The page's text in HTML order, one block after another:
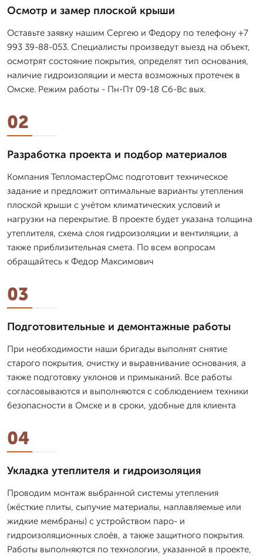
Осмотр и замер плоской крыши
Оставьте заявку нашим Сергею и Федору по телефону +7
993 39-88-053. Специалисты произведут выезд на объект,
осмотрят состояние покрытия, определят тип основания,
наличие гидроизоляции и места возможных протечек в
Омске. Режим работы - Пн-Пт 09-18 Сб-Вс вых.
02
Разработка проекта и подбор материалов
Компания ТепломастерОмс подготовит техническое
задание и предложит оптимальные варианты утепления
плоской крыши с учётом климатических условий и
нагрузки на перекрытие. В проекте будет указана толщина
утеплителя, схема слоя гидроизоляции и вентиляции, а
также приблизительная смета. По всем вопросам
обращайтесь к Федор Максимович
03
Подготовительные и демонтажные работы
При необходимости наши бригады выполнят снятие
старого покрытия, очистку и выравнивание основания, а
также подготовку уклонов и примыканий. Все работы
согласовываются и выполняются с соблюдением техники
безопасности в Омске и в сроки, удобные для клиента
04
Укладка утеплителя и гидроизоляция
Проводим монтаж выбранной системы утепления
(жёсткие плиты, сыпучие материалы, наплавляемые или
жидкие мембраны) с устройством паро- и
гидроизоляционных слоёв, а также защитного покрытия.
Работы выполняются по технологии, указанной в проекте,